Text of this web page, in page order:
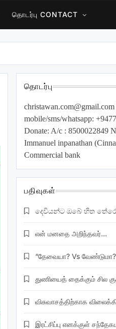
தொடர்பு CONTACT
தொடர்பு
christawan.com@gmail.com
mobile/sms/whatsapp:
Donate: A/c : 8500022849
Immanuel inpanathan
Commercial bank
பதிவுகள்
දෙවියන්ට ඔබේ හිත
என் மனதை அறிந்தவர்…
“தேவையா? Vs
துணியைத் தைக்கும் சில
விசுவாசத்திற்காக
இரட்சிப்பு எனக்குள்